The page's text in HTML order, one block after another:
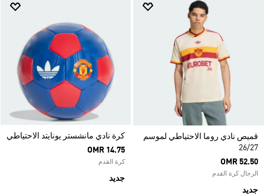
قميص نادي روما الاحتياطي لموسم
26/27
OMR 52.50
الرجال كرة القدم
جديد
كرة نادي مانشستر يونايتد الاحتياطي
OMR 14.75
كرة القدم
جديد